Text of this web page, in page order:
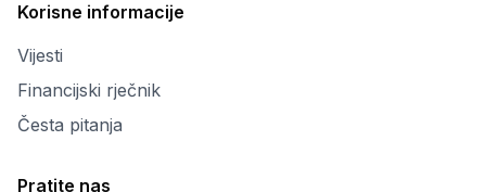
Korisne informacije
Vijesti
Financijski rječnik
Česta pitanja
Pratite nas